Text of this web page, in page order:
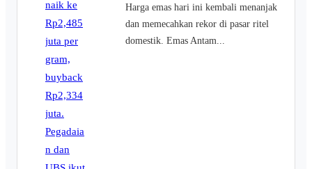
Harga emas hari ini kembali menanjak
dan memecahkan rekor di pasar ritel
domestik. Emas Antam...